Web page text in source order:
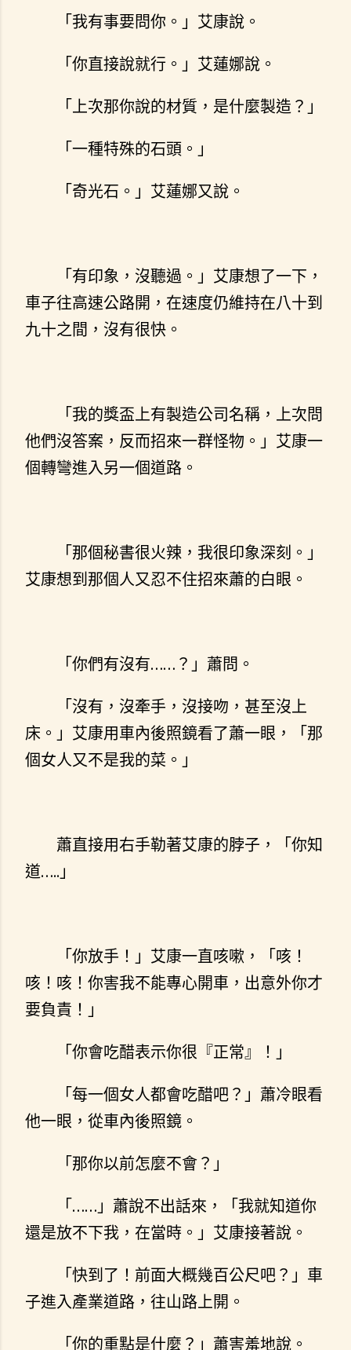
「我有事要問你。」艾康說。
「你直接說就行。」艾蓮娜說。
「上次那你說的材質，是什麼製造？」
「一種特殊的石頭。」
「奇光石。」艾蓮娜又說。
「有印象，沒聽過。」艾康想了一下，
車子往高速公路開，在速度仍維持在八十到
九十之間，沒有很快。
「我的獎盃上有製造公司名稱，上次問
他們沒答案，反而招來一群怪物。」艾康一
個轉彎進入另一個道路。
「那個秘書很火辣，我很印象深刻。」
艾康想到那個人又忍不住招來蕭的白眼。
「你們有沒有……？」蕭問。
「沒有，沒牽手，沒接吻，甚至沒上
床。」艾康用車內後照鏡看了蕭一眼，「那
個女人又不是我的菜。」
蕭直接用右手勒著艾康的脖子，「你知
道…..」
「你放手！」艾康一直咳嗽，「咳！
咳！咳！你害我不能專心開車，出意外你才
要負責！」
「你會吃醋表示你很『正常』！」
「每一個女人都會吃醋吧？」蕭冷眼看
他一眼，從車內後照鏡。
「那你以前怎麼不會？」
「……」蕭說不出話來，「我就知道你
還是放不下我，在當時。」艾康接著說。
「快到了！前面大概幾百公尺吧？」車
子進入產業道路，往山路上開。
「你的重點是什麼？」蕭害羞地說。